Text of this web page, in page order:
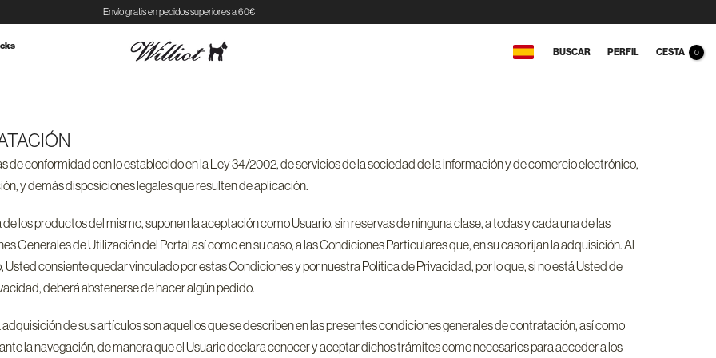
Envío gratis en pedidos superiores a 60€
BUSCAR PERFIL CESTA 0
de conformidad con lo establecido en la Ley 34/2002, de servicios de la sociedad de la información y de comercio electrónico,
y demás disposiciones legales que resulten de aplicación.
los productos del mismo, suponen la aceptación como Usuario, sin reservas de ninguna clase, a todas y cada una de las
Generales de Utilización del Portal así como en su caso, a las Condiciones Particulares que, en su caso rijan la adquisición. Al
consiente quedar vinculado por estas Condiciones y por nuestra Política de Privacidad, por lo que, si no está Usted de
deberá abstenerse de hacer algún pedido.
de sus artículos son aquellos que se describen en las presentes condiciones generales de contratación, así como
la navegación, de manera que el Usuario declara conocer y aceptar dichos trámites como necesarios para acceder a los